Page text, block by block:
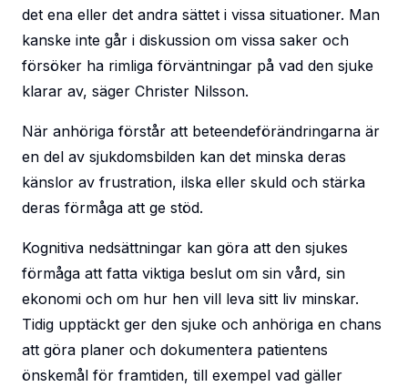
det ena eller det andra sättet i vissa situationer. Man
kanske inte går i diskussion om vissa saker och
försöker ha rimliga förväntningar på vad den sjuke
klarar av, säger Christer Nilsson.
När anhöriga förstår att beteendeförändringarna är
en del av sjukdomsbilden kan det minska deras
känslor av frustration, ilska eller skuld och stärka
deras förmåga att ge stöd.
Kognitiva nedsättningar kan göra att den sjukes
förmåga att fatta viktiga beslut om sin vård, sin
ekonomi och om hur hen vill leva sitt liv minskar.
Tidig upptäckt ger den sjuke och anhöriga en chans
att göra planer och dokumentera patientens
önskemål för framtiden, till exempel vad gäller